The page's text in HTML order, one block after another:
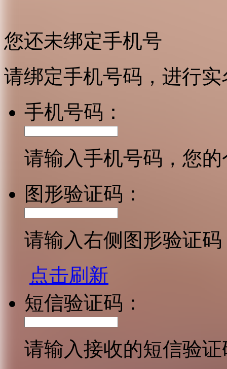
您还未绑定手机号
请绑定手机号码，进行
手机号码：
请输入手机号码，您
图形验证码：
请输入右侧图形验证码
点击刷新
短信验证码：
请输入接收的短信验证